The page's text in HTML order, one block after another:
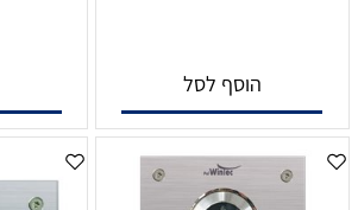
הוסף לסל